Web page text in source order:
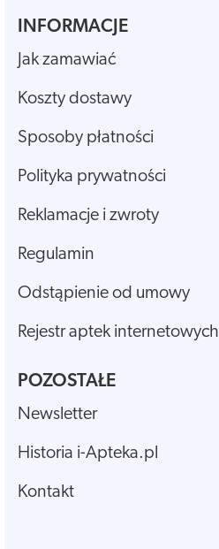
INFORMACJE
Jak zamawiać
Koszty dostawy
Sposoby płatności
Polityka prywatności
Reklamacje i zwroty
Regulamin
Odstąpienie od umowy
Rejestr aptek internetowych
POZOSTAŁE
Newsletter
Historia i-Apteka.pl
Kontakt